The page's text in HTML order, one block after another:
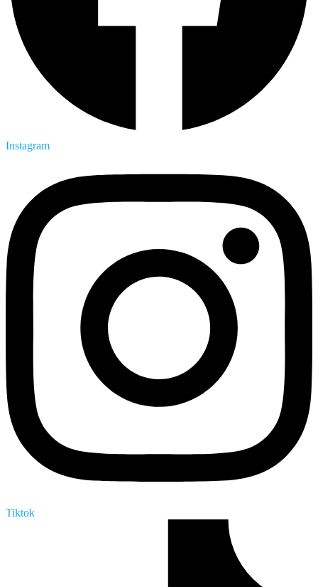
Instagram
Tiktok